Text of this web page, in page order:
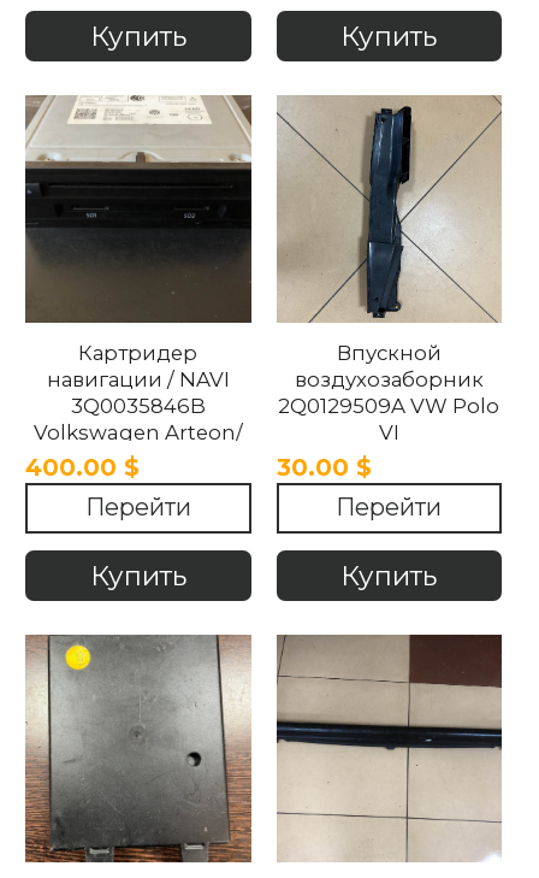
Купить Купить
Картридер
навигации / NAVI
3Q0035846B
Volkswagen Arteon/
Golf 7/ Passat B8
/Polo /Tiguan/
Touran/ Crafter 2017-
2021
400.00 $
Перейти
Купить
Впускной
воздухозаборник
2Q0129509A VW Polo
VI
30.00 $
Перейти
Купить